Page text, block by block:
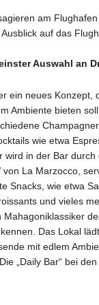
am
auf das
Auswahl an
ein neues
Ambiente bieten
wie etwa
in der Bar
La Marzocco,
Snacks, wie etwa
und vieles
Das Lokal
mit edlem
„Daily Bar“ bei